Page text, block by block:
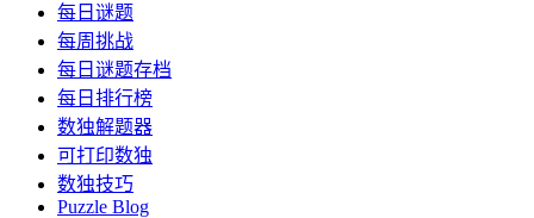
每日谜题
每周挑战
每日谜题存档
每日排行榜
数独解题器
可打印数独
数独技巧
Puzzle Blog